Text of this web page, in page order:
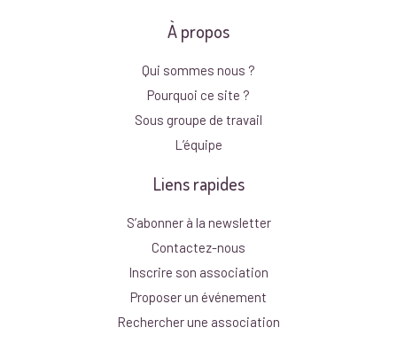
À propos
Qui sommes nous ?
Pourquoi ce site ?
Sous groupe de travail
L’équipe
Liens rapides
S’abonner à la newsletter
Contactez-nous
Inscrire son association
Proposer un événement
Rechercher une association